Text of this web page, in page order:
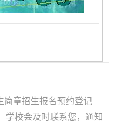
简章招生报名预约登记
学校会及时联系您，通知